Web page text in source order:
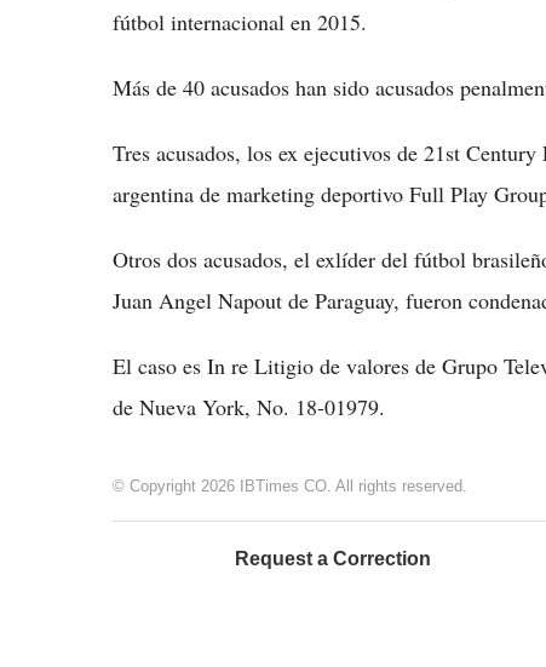
fútbol internacional en 2015.
Más de 40 acusados han sido acusados
Tres acusados, los ex ejecutivos de 21st
argentina de marketing deportivo Full Play
Otros dos acusados, el exlíder del fútbol
Juan Angel Napout de Paraguay, fueron
El caso es In re Litigio de valores de Grupo
de Nueva York, No. 18-01979.
© Copyright 2026 IBTimes CO. All rights reserved.
Request a Correction